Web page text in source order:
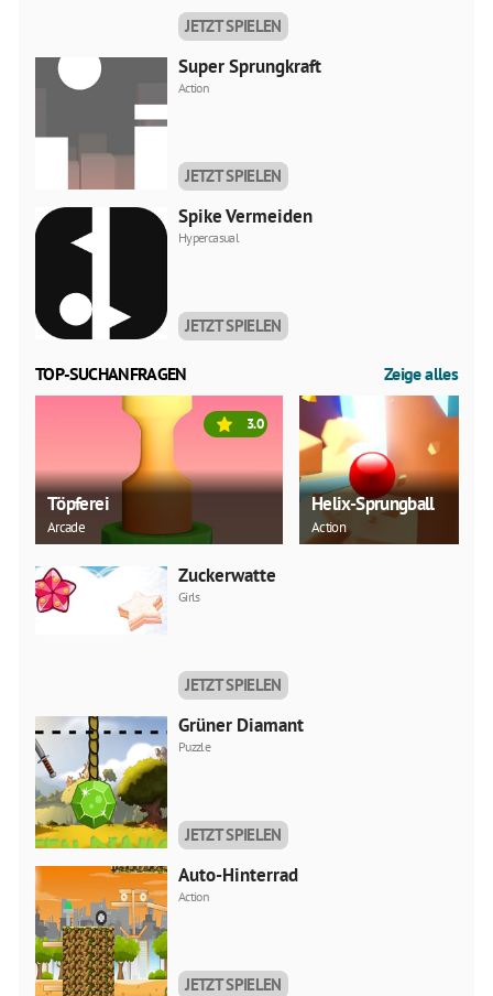
JETZT SPIELEN
Super Sprungkraft
Action
JETZT SPIELEN
Spike Vermeiden
Hypercasual
JETZT SPIELEN
TOP-SUCHANFRAGEN Zeige alles
Töpferei
Arcade
3.0
Helix-Sprungball
Action
Zuckerwatte
Girls
JETZT SPIELEN
Grüner Diamant
Puzzle
JETZT SPIELEN
Auto-Hinterrad
Action
JETZT SPIELEN